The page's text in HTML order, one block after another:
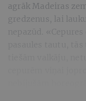
agrāk Madeiras
gredzenus, lai
nepazūd.